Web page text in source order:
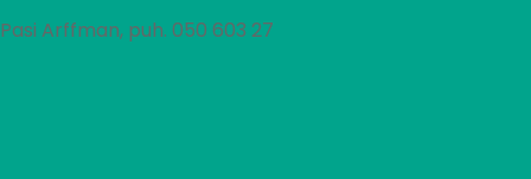
Pasi Arffman, puh. 050 603 27